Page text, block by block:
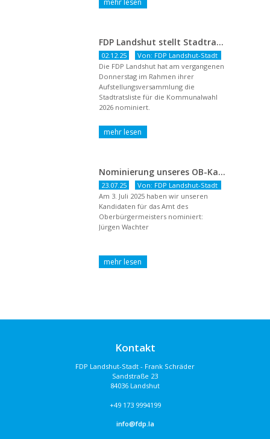
FDP Landshut stellt Stadtratsliste für 2026 auf – OB-Kandidat Jürgen Wachter betont Gestaltungsanspruch und liberale Zukunftsvision
02.12.25
Von: FDP Landshut-Stadt
Die FDP Landshut hat am vergangenen
Donnerstag im Rahmen ihrer
Aufstellungsversammlung die
Stadtratsliste für die Kommunalwahl
2026 nominiert.
Nominierung unseres OB-Kandidaten
23.07.25
Von: FDP Landshut-Stadt
Am 3. Juli 2025 haben wir unseren
Kandidaten für das Amt des
Oberbürgermeisters nominiert:
Jürgen Wachter
Kontakt
FDP Landshut-Stadt - Frank Schräder
Sandstraße 23
84036 Landshut
+49 173 9994199
info@fdp.la